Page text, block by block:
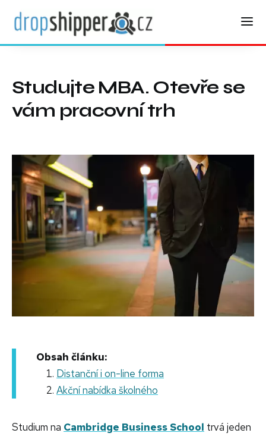
Studujte MBA. Otevře se
vám pracovní trh
Obsah článku:
Distanční i on-line forma
Akční nabídka školného
Studium na Cambridge Business School trvá jeden